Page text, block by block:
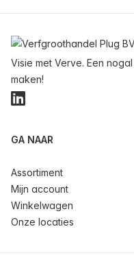
Visie met Verve. Een
maken!
LinkedIn
GA NAAR
Assortiment
Mijn account
Winkelwagen
Onze locaties